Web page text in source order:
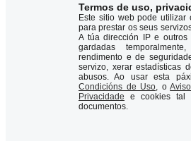
Termos de uso,
Este sitio web pode utilizar
para prestar os seus
A túa dirección IP e
gardadas
rendimento e de
servizo, xerar estadísticas
abusos. Ao usar esta
Condicións de Uso , o
Privacidade e cookies tal
documentos.